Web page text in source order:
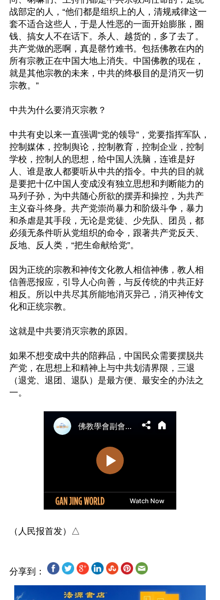
战部定的人，“他们都是组织上的人，清规戒律这一
套不适合这些人，于是人性恶的一面开始膨胀，圈
钱、搞女人不在话下。杀人、越货的，多了去了。
共产党做的恶啊，真是罄竹难书。包括佛教在内的
所有宗教正在中国大地上消失。中国佛教的现在，
就是其他宗教的未来，中共的终极目的是消灭一切
宗教。”
中共为什么要消灭宗教？
中共有史以来一直强调“党的领导”，党要指挥军队，
控制媒体，控制舆论，控制教育，控制企业，控制
学校，控制人的思想，给中国人洗脑，连谁是好
人、谁是敌人都要听从中共的指令。中共的目的就
是要把十亿中国人变成没有独立思想和判断能力的
马列子孙，为中共随心所欲的摆弄和操控，为共产
主义奋斗终身。共产党崇尚暴力和阶级斗争，暴力
和杀虐是其手段，无论是党徒、少先队、团员，都
必须无条件听从党组织的命令，跟著共产党反天、
反地、反人类，“把生命献给党”。
因为正统的宗教和神传文化教人相信神佛，教人相
信善恶报应，引导人心向善，与反传统的中共正好
相反。所以中共尽其所能地消灭异己，消灭神传文
化和正统宗教。
这就是中共要消灭宗教的原因。
如果不想变成中共的陪葬品，中国民众需要摆脱共
产党，在思想上和精神上与中共划清界限，三退
（退党、退团、退队）是最方便、最安全的办法之
分享到：